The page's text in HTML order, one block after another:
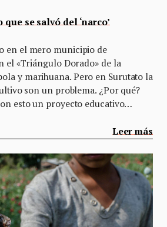
se salvó del ‘narco’
en el mero municipio de
el «Triángulo Dorado» de la
y marihuana. Pero en Surutato la
son un problema. ¿Por qué?
esto un proyecto educativo…
Leer más